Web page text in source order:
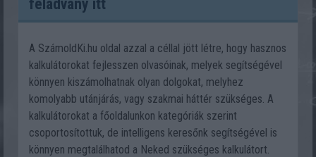
feladvány itt
A SzámoldKi.hu oldal azzal a céllal jött létre, hogy hasznos
kalkulátorokat fejlesszen olvasóinak, melyek segítségével
könnyen kiszámolhatnak olyan dolgokat, melyhez
komolyabb utánjárás, vagy szakmai háttér szükséges. A
kalkulátorokat a főoldalunkon kategóriák szerint
csoportosítottuk, de intelligens keresőnk segítségével is
könnyen megtalálhatod a Neked szükséges kalkulátort.